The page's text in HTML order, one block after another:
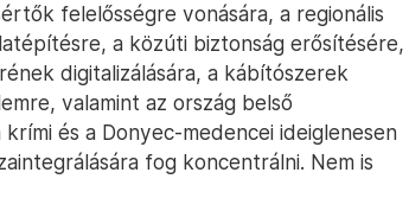
felelősségre vonására, a regionális
a közúti biztonság erősítésére,
digitalizálására, a kábítószerek
valamint az ország belső
és a Donyec-medencei ideiglenesen
fog koncentrálni. Nem is